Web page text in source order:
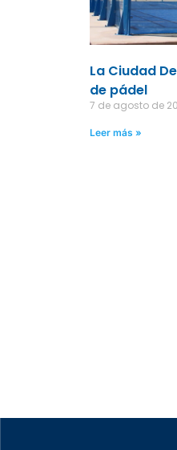
La Ciudad
de pádel
7 de agosto de
Leer más »